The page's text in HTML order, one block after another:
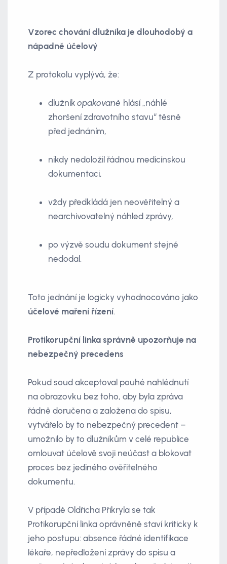
Vzorec chování dlužníka je dlouhodobý a
nápadně účelový
Z protokolu vyplývá, že:
dlužníkopakovaně hlásí „náhlé
zhoršení zdravotního stavu“ těsně
před jednáním,
nikdy nedoložil řádnou medicínskou
dokumentaci,
vždy předkládá jen neověřitelný a
nearchivovatelný náhled zprávy,
po výzvě soudu dokument stejně
nedodal.
Toto jednání je logicky vyhodnocováno jako
účelové maření řízení.
Protikorupční linka správně upozorňuje na
nebezpečný precedens
Pokud soud akceptoval pouhé nahlédnutí
na obrazovku bez toho, aby byla zpráva
řádně doručena a založena do spisu,
vytvářelo by to nebezpečný precedent –
umožnilo by to dlužníkům v celé republice
omlouvat účelově svoji neúčast a blokovat
proces bez jediného ověřitelného
dokumentu.
V případě Oldřicha Přikryla se tak
Protikorupční linka oprávněně staví kriticky k
jeho postupu: absence řádné identifikace
lékaře, nepředložení zprávy do spisu a